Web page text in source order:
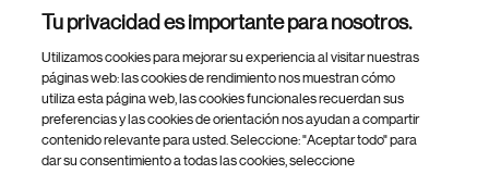
Footer Site Search
Tu privacidad es importante para nosotros.
Utilizamos cookies para mejorar su experiencia al visitar nuestras
páginas web: las cookies de rendimiento nos muestran cómo
utiliza esta página web, las cookies funcionales recuerdan sus
preferencias y las cookies de orientación nos ayudan a compartir
contenido relevante para usted. Seleccione: "Aceptar todo" para
dar su consentimiento a todas las cookies, seleccione